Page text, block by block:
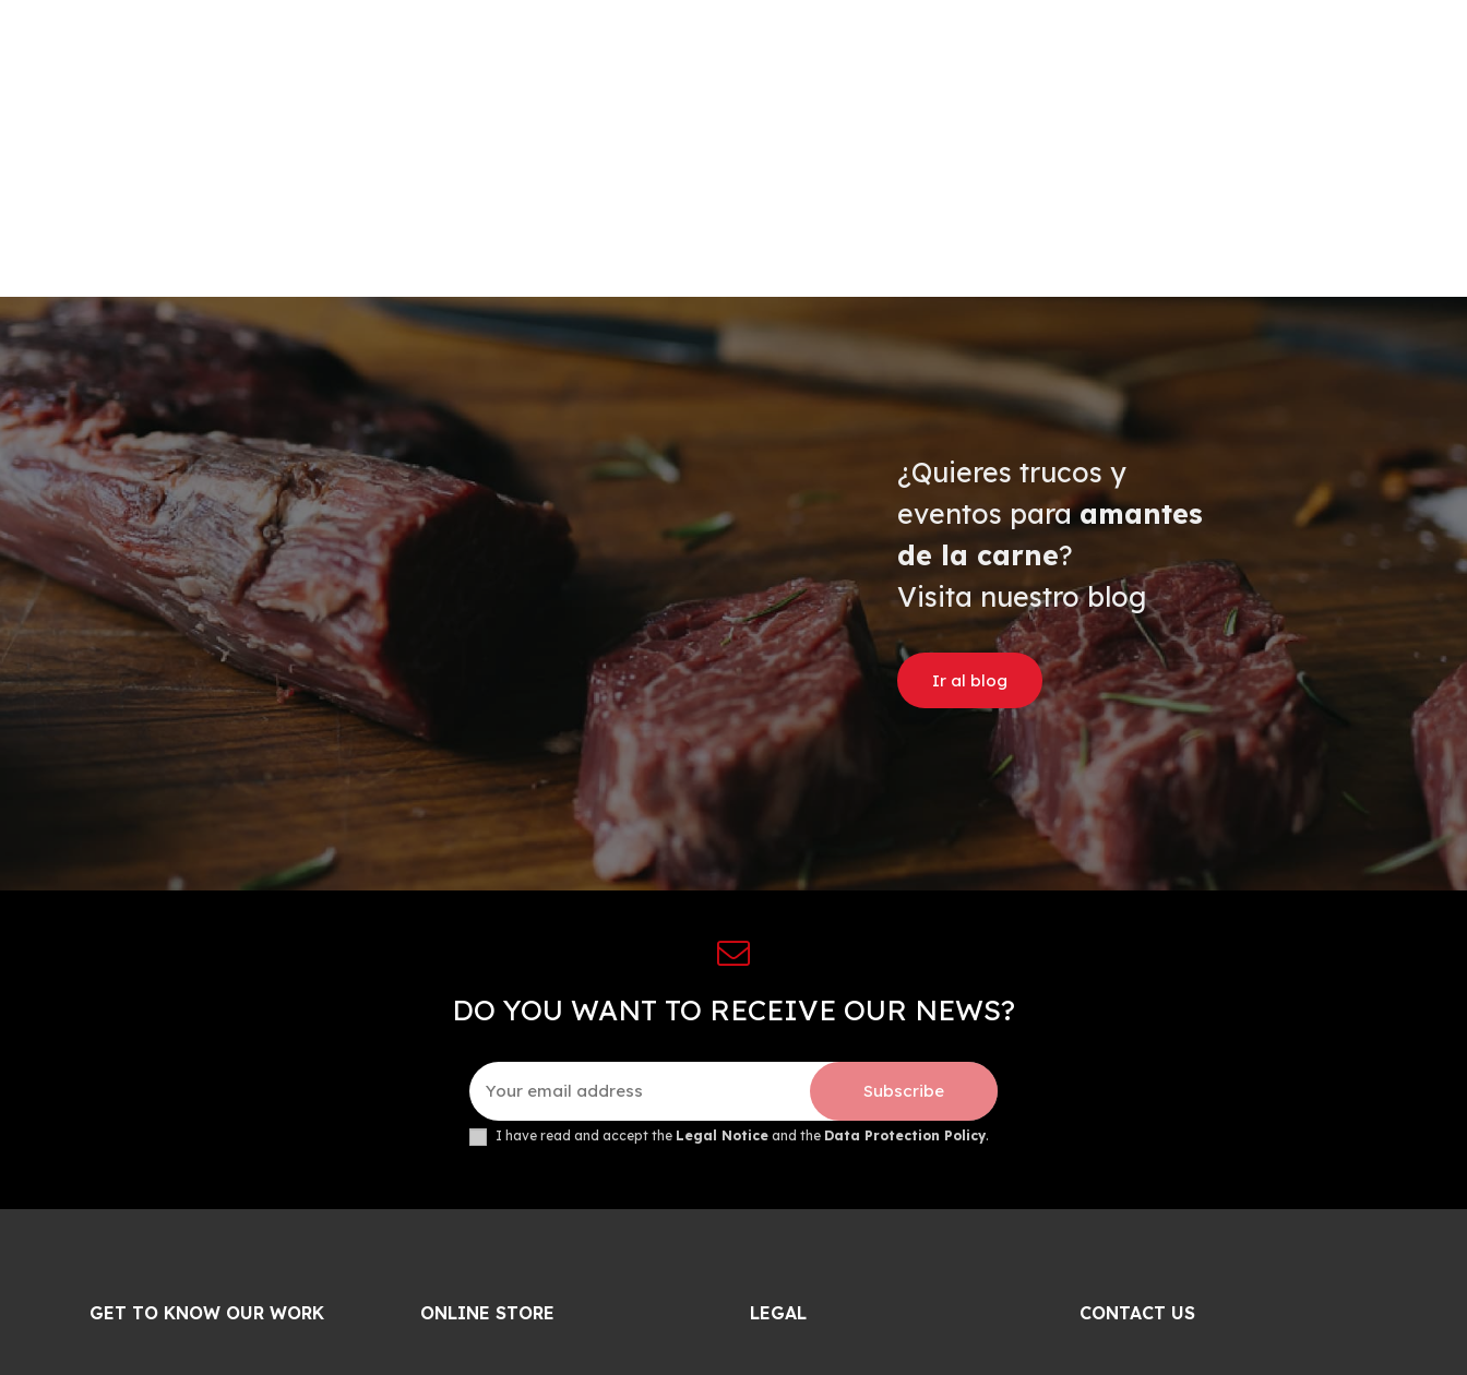
¿Quieres trucos y
eventos paraamantes
de la carne?
Visita nuestro blog
Ir al blog
DO YOU WANT TO RECEIVE OUR NEWS?
Subscribe
I have read and accept the Legal Noticeand the Data Protection Policy.
GET TO KNOW OUR WORK ONLINE STORE LEGAL CONTACT US